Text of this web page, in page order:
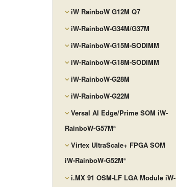
iW RainboW G12M Q7
iW-RainboW-G34M/G37M
iW-RainboW-G15M-SODIMM
iW-RainboW-G18M-SODIMM
iW-RainboW-G28M
iW-RainboW-G22M
Versal AI Edge/Prime SOM iW-
RainboW-G57M®
Virtex UltraScale+ FPGA SOM
iW-RainboW-G52M®
i.MX 91 OSM-LF LGA Module iW-